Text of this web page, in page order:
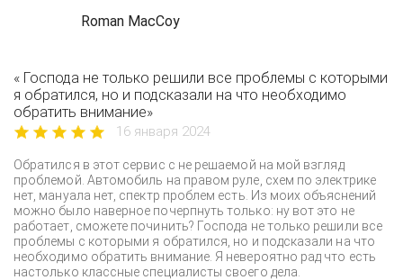
Roman MacCoy
« Господа не только решили все проблемы с которыми
я обратился, но и подсказали на что необходимо
обратить внимание»
16 января 2024
Обратился в этот сервис с не решаемой на мой взгляд
проблемой. Автомобиль на правом руле, схем по электрике
нет, мануала нет, спектр проблем есть. Из моих объяснений
можно было наверное почерпнуть только: ну вот это не
работает, сможете починить? Господа не только решили все
проблемы с которыми я обратился, но и подсказали на что
необходимо обратить внимание. Я невероятно рад что есть
настолько классные специалисты своего дела.